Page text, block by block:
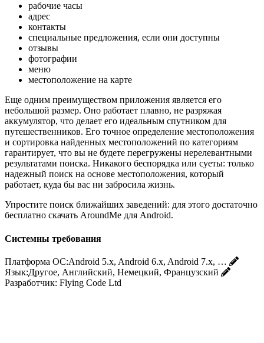
рабочие часы
адрес
контакты
специальные предложения, если они доступны
отзывы
фотографии
меню
местоположение на карте
Еще одним преимуществом приложения является его
небольшой размер. Оно работает плавно, не разряжая
аккумулятор, что делает его идеальным спутником для
путешественников. Его точное определение местоположения
и сортировка найденных местоположений по категориям
гарантирует, что вы не будете перегружены нерелевантными
результатами поиска. Никакого беспорядка или суеты: только
надежный поиск на основе местоположения, который
работает, куда бы вас ни забросила жизнь.
Упростите поиск ближайших заведений: для этого достаточно
бесплатно скачать AroundMe для Android.
Системны требования
Платформа ОС:Android 5.x, Android 6.x, Android 7.x, …
Язык:Другое, Английский, Немецкий, Французский
Разработчик: Flying Code Ltd